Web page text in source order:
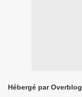
Hébergé par Overblog